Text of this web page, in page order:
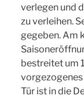
verlegen und
zu verleihen.
gegeben. Am
bestreitet um
vorgezogenes
Tür ist in die